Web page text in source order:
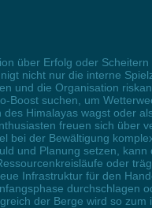
über Erfolg oder
nicht nur die interne
und die Organisation
suchen, um
Himalayas wagst oder
freuen sich über
der Bewältigung
und Planung setzen,
oder
Infrastruktur für den
durchschlagen
der Berge wird so